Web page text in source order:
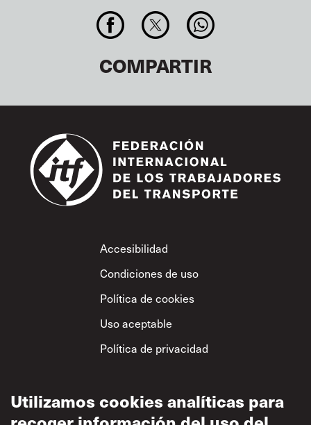
COMPARTIR
Footer
Accesibilidad
Condiciones de uso
Política de cookies
Uso aceptable
Política de privacidad
Utilizamos cookies analíticas para